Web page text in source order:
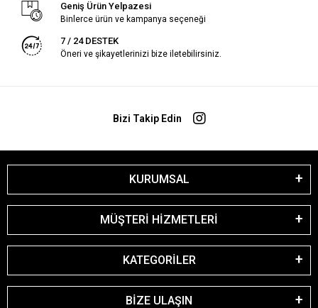
Geniş Ürün Yelpazesi
Binlerce ürün ve kampanya seçeneği
7 / 24 DESTEK
Öneri ve şikayetlerinizi bize iletebilirsiniz.
Bizi Takip Edin
KURUMSAL
MÜŞTERİ HİZMETLERİ
KATEGORİLER
BİZE ULAŞIN